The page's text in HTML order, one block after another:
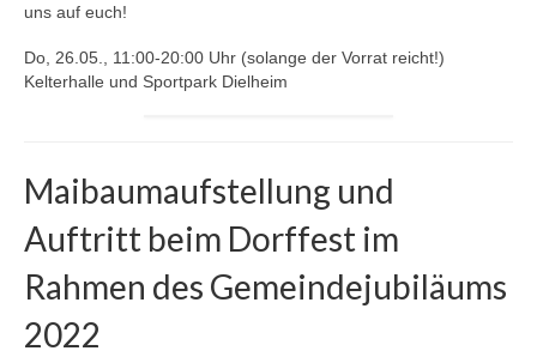
uns auf euch!
Do, 26.05., 11:00-20:00 Uhr (solange der Vorrat reicht!)
Kelterhalle und Sportpark Dielheim
Maibaumaufstellung und
Auftritt beim Dorffest im
Rahmen des Gemeindejubiläums
2022